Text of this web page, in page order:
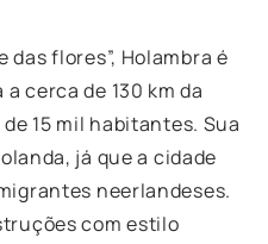
das flores”, Holambra é
cerca de 130 km da
15 mil habitantes. Sua
já que a cidade
neerlandeses.
com estilo